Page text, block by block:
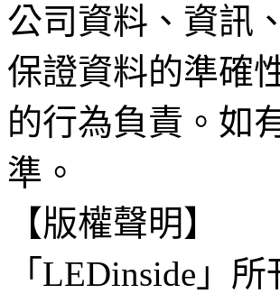
公司資料、資訊
保證資料的準確
的行為負責。如
準。
【版權聲明】
「LEDinside」